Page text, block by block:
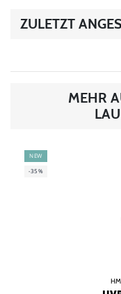
ZULETZT
MEHR
NEW
-35%